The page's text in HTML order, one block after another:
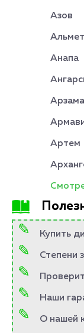
Азов
Анапа
Артем
Купить
Степени
Наши
О нашей